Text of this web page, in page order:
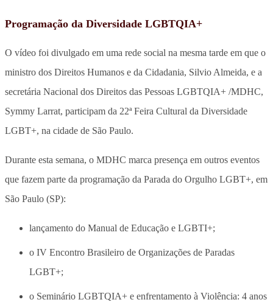
Programação da Diversidade LGBTQIA+
O vídeo foi divulgado em uma rede social na mesma tarde em que o
ministro dos Direitos Humanos e da Cidadania, Silvio Almeida, e a
secretária Nacional dos Direitos das Pessoas LGBTQIA+ /MDHC,
Symmy Larrat, participam da 22ª Feira Cultural da Diversidade
LGBT+, na cidade de São Paulo.
Durante esta semana, o MDHC marca presença em outros eventos
que fazem parte da programação da Parada do Orgulho LGBT+, em
São Paulo (SP):
lançamento do Manual de Educação e LGBTI+;
o IV Encontro Brasileiro de Organizações de Paradas
LGBT+;
o Seminário LGBTQIA+ e enfrentamento à Violência: 4 anos